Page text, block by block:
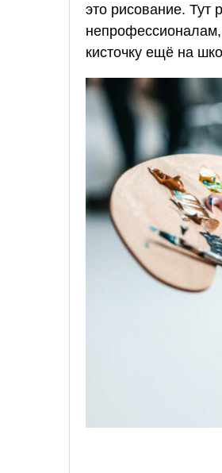
это рисование. Тут
кисточку ещё на